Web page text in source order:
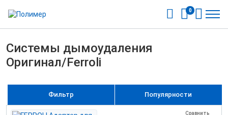
0
Системы дымоудаления
Оригинал/Ferroli
Популярности
Фильтр
Сравнить